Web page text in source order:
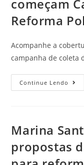
começam
Reforma
Acompanhe a
campanha de coleta
Continue Lendo
Marina
propostas